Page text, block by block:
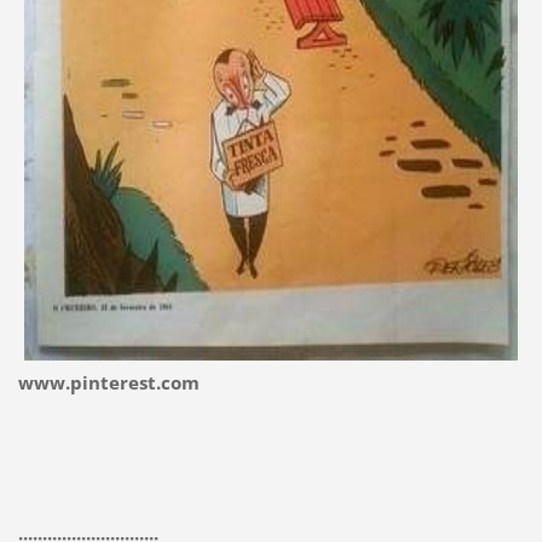
www.pinterest.com